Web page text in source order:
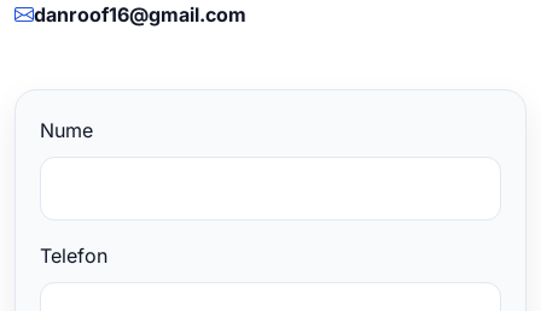
danroof16@gmail.com
Nume
Telefon